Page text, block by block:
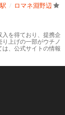
ロマネ淵野辺
入を得ており、提携企
上げの一部がウチノ
、公式サイトの情報